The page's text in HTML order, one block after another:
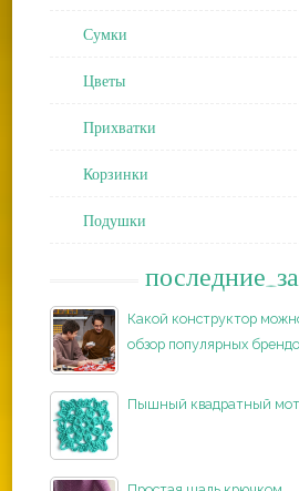
Сумки
Цветы
Прихватки
Корзинки
Подушки
Какой конструктор
обзор популярных
Пышный квадратный